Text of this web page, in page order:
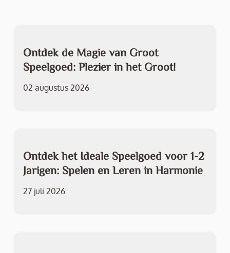
Ontdek de Magie van Groot
Speelgoed: Plezier in het Groot!
02 augustus 2026
Ontdek het Ideale Speelgoed voor 1-2
Jarigen: Spelen en Leren in Harmonie
27 juli 2026